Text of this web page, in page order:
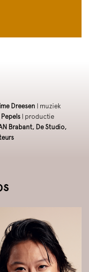
Dreesen | muziek
| productie
Brabant, De Studio,